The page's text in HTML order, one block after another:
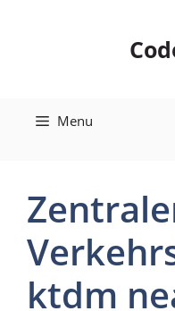
Menu
ktdm